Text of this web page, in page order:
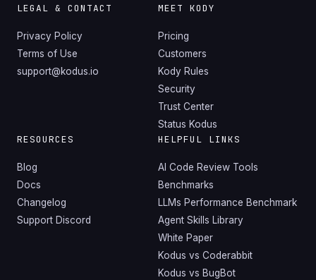
LEGAL & CONTACT
Privacy Policy
Terms of Use
support@kodus.io
MEET KODY
Pricing
Customers
Kody Rules
Security
Trust Center
Status Kodus
RESOURCES
Blog
Docs
Changelog
Support Discord
HELPFUL LINKS
AI Code Review Tools
Benchmarks
LLMs Performance Benchmark
Agent Skills Library
White Paper
Kodus vs Coderabbit
Kodus vs BugBot